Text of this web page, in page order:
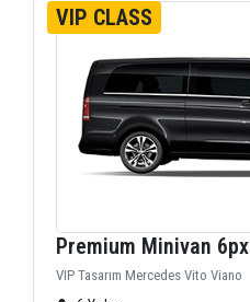
VIP CLASS
Premium Minivan 6px
VIP Tasarım Mercedes Vito Viano